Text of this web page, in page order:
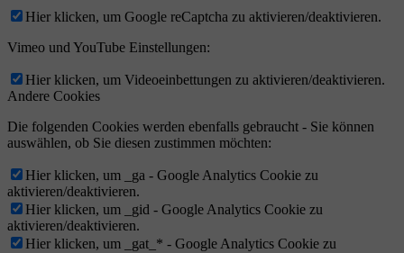
Hier klicken, um Google reCaptcha zu aktivieren/deaktivieren.
Vimeo und YouTube Einstellungen:
Hier klicken, um Videoeinbettungen zu aktivieren/deaktivieren.
Andere Cookies
Die folgenden Cookies werden ebenfalls gebraucht - Sie können
auswählen, ob Sie diesen zustimmen möchten:
Hier klicken, um _ga - Google Analytics Cookie zu
aktivieren/deaktivieren.
Hier klicken, um _gid - Google Analytics Cookie zu
aktivieren/deaktivieren.
Hier klicken, um _gat_* - Google Analytics Cookie zu